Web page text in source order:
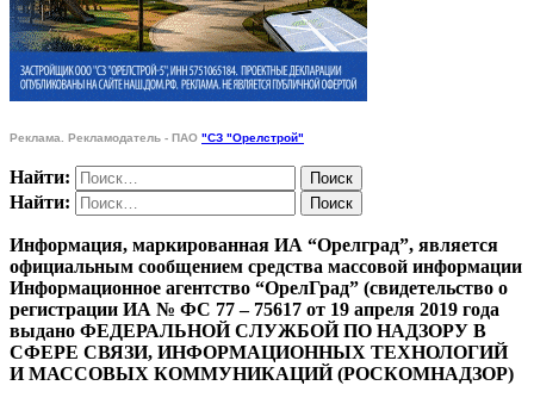
Реклама. Рекламодатель - ПАО "СЗ "Орелстрой"
Найти:
Найти:
Информация, маркированная ИА “Орелград”, является
официальным сообщением средства массовой информации
Информационное агентство “ОрелГрад” (свидетельство о
регистрации ИА № ФС 77 – 75617 от 19 апреля 2019 года
выдано ФЕДЕРАЛЬНОЙ СЛУЖБОЙ ПО НАДЗОРУ В
СФЕРЕ СВЯЗИ, ИНФОРМАЦИОННЫХ ТЕХНОЛОГИЙ
И МАССОВЫХ КОММУНИКАЦИЙ (РОСКОМНАДЗОР)